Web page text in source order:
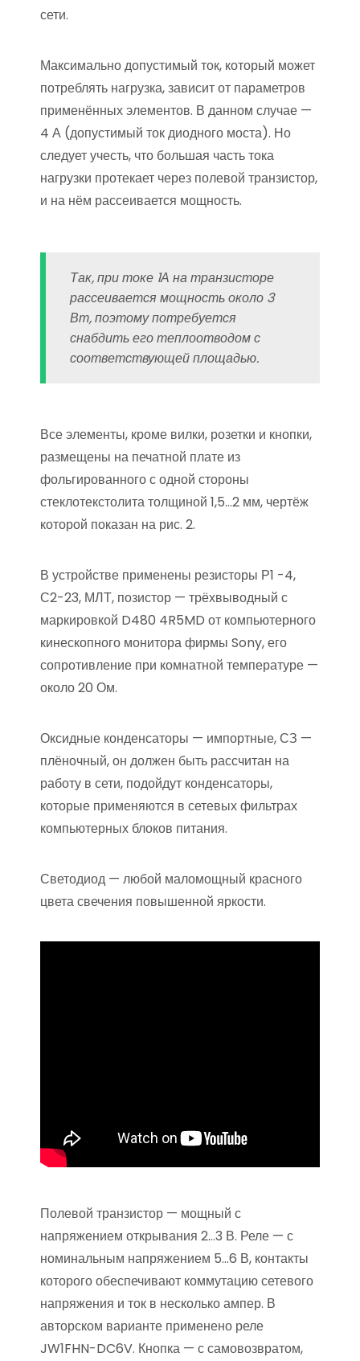
сети.
Максимально допустимый ток, который может
потреблять нагрузка, зависит от параметров
применённых элементов. В данном случае —
4 А (допустимый ток диодного моста). Но
следует учесть, что большая часть тока
нагрузки протекает через полевой транзистор,
и на нём рассеивается мощность.
Так, при токе 1А на транзисторе
рассеивается мощность около 3
Вт, поэтому потребуется
снабдить его теплоотводом с
соответствующей площадью.
Все элементы, кроме вилки, розетки и кнопки,
размещены на печатной плате из
фольгированного с одной стороны
стеклотекстолита толщиной 1,5…2 мм, чертёж
которой показан на рис. 2.
В устройстве применены резисторы Р1 -4,
С2-23, МЛТ, позистор — трёхвыводный с
маркировкой D480 4R5MD от компьютерного
кинескопного монитора фирмы Sony, его
сопротивление при комнатной температуре —
около 20 Ом.
Оксидные конденсаторы — импортные, СЗ —
плёночный, он должен быть рассчитан на
работу в сети, подойдут конденсаторы,
которые применяются в сетевых фильтрах
компьютерных блоков питания.
Светодиод — любой маломощный красного
цвета свечения повышенной яркости.
Полевой транзистор — мощный с
напряжением открывания 2…3 В. Реле — с
номинальным напряжением 5…6 В, контакты
которого обеспечивают коммутацию сетевого
напряжения и ток в несколько ампер. В
авторском варианте применено реле
JW1FHN-DC6V. Кнопка — с самовозвратом,